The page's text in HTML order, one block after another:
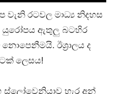
රටවල මාධ්‍ය නිදහස
ඇතුලු බටහිර
නොපෙනීමයි. ඊශ්‍රාලය ද
ලෙසය!
හැර අන්